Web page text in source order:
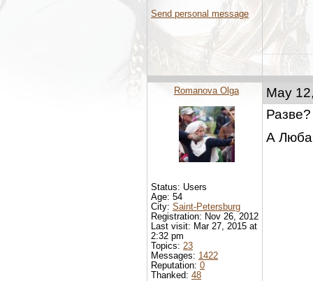
Send personal message
May
А
Romanova Olga
Status: Users
Age: 54
City: Saint-Petersburg
Registration: Nov 26, 2012
Last visit: Mar 27, 2015 at
2:32 pm
Topics: 23
Messages: 1422
Reputation: 0
Thanked: 48